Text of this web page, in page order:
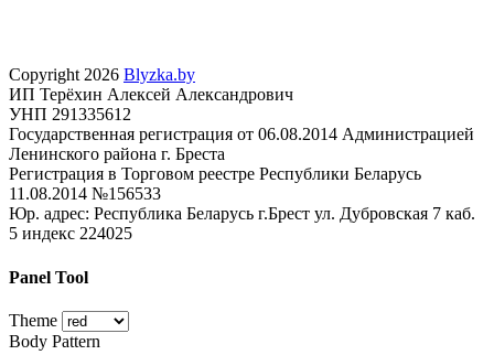
Copyright 2026 Blyzka.by
ИП Терёхин Алексей Александрович
УНП 291335612
Государственная регистрация от 06.08.2014 Администрацией
Ленинского района г. Бреста
Регистрация в Торговом реестре Республики Беларусь
11.08.2014 №156533
Юр. адрес: Республика Беларусь г.Брест ул. Дубровская 7 каб.
5 индекс 224025
Panel Tool
Theme
Body Pattern